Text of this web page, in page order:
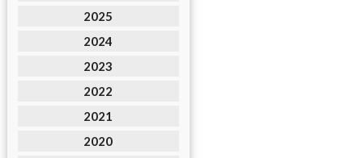
2025
2024
2023
2022
2021
2020